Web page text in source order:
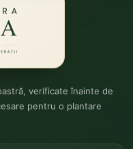
verificate înainte de
pentru o plantare